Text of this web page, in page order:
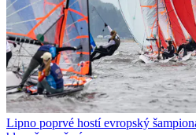
Lipno poprvé hostí evropský